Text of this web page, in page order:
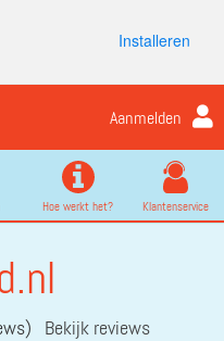
Installeren
Aanmelden
Hoe werkt het? Klantenservice
Bekijk reviews